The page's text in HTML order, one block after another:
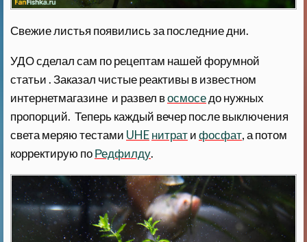
Свежие листья появились за последние дни.
УДО сделал сам по рецептам нашей форумной
статьи . Заказал чистые реактивы в известном
интернетмагазине и развел восмоседо нужных
пропорций. Теперь каждый вечер после выключения
света меряю тестами UHEнитратифосфат, а потом
корректирую поРедфилду.